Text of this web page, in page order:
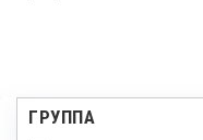
ГРУППА